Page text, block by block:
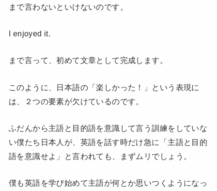
まで言わないといけないのです。
I enjoyed it.
まで言って、初めて文章として完成します。
このように、日本語の「楽しかった！」という表現に
は、２つの要素が欠けているのです。
ふだんから主語と目的語を意識して言う訓練をしていな
い僕たち日本人が、英語を話す時だけ急に「主語と目的
語を意識せよ」と言われても、まずムリでしょう。
僕も英語を学び始めて主語が何とか思いつくようになっ